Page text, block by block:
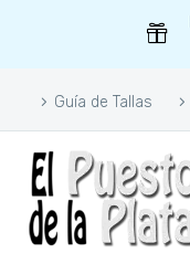
Guía de Tallas